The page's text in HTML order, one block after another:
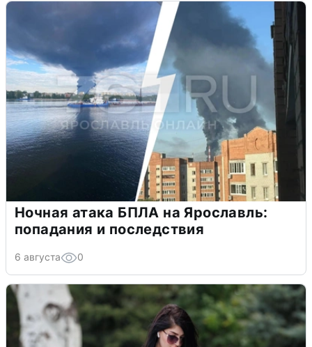
Ночная атака БПЛА на Ярославль:
попадания и последствия
6 августа 0